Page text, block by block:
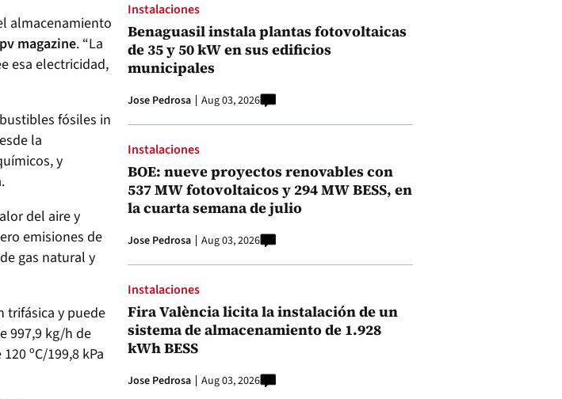
almacenamiento
pv magazine. “La
esa electricidad,
fósiles in
la
y
del aire y
emisiones de
gas natural y
trifásica y puede
997,9 kg/h de
ºC/199,8 kPa
Instalaciones
Benaguasil instala plantas fotovoltaicas
de 35 y 50 kW en sus edificios
municipales
Jose Pedrosa Aug 03, 2026
Instalaciones
BOE: nueve proyectos renovables con
537 MW fotovoltaicos y 294 MW BESS, en
la cuarta semana de julio
Jose Pedrosa Aug 03, 2026
Instalaciones
Fira València licita la instalación de un
sistema de almacenamiento de 1.928
kWh BESS
Jose Pedrosa Aug 03, 2026